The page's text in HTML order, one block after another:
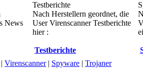
News
Testberichte
Nach Herstellern geordnet, die
User Virenscanner Testberichte
hier :
Testberichte
| Virenscanner| Spyware | Trojaner